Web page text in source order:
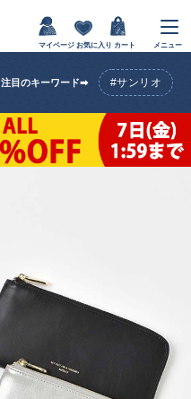
マイページ お気に入り カート メニュー
注目のキーワード➡ #サンリオ